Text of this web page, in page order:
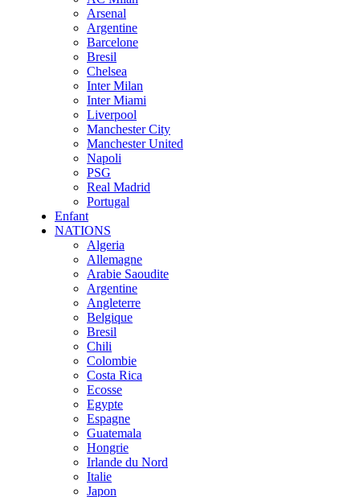
Arsenal
Argentine
Barcelone
Bresil
Chelsea
Inter Milan
Inter Miami
Liverpool
Manchester City
Manchester United
Napoli
PSG
Real Madrid
Portugal
Enfant
NATIONS
Algeria
Allemagne
Arabie Saoudite
Argentine
Angleterre
Belgique
Bresil
Chili
Colombie
Costa Rica
Ecosse
Egypte
Espagne
Guatemala
Hongrie
Irlande du Nord
Italie
Japon